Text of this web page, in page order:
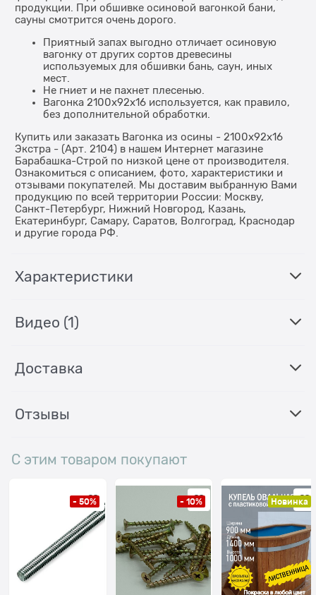
продукции. При обшивке осиновой вагонкой бани,
сауны смотрится очень дорого.
Приятный запах выгодно отличает осиновую
вагонку от других сортов древесины
используемых для обшивки бань, саун, иных
мест.
Не гниет и не пахнет плесенью.
Вагонка 2100x92x16 используется, как правило,
без дополнительной обработки.
Купить или заказать Вагонка из осины - 2100x92x16
Экстра - (Арт. 2104) в нашем Интернет магазине
Барабашка-Строй по низкой цене от производителя.
Ознакомиться с описанием, фото, характеристики и
отзывами покупателей. Мы доставим выбранную Вами
продукцию по всей территории России: Москву,
Санкт-Петербург, Нижний Новгород, Казань,
Екатеринбург, Самару, Саратов, Волгоград, Краснодар
и другие города РФ.
Характеристики
Видео (1)
Доставка
Отзывы
С этим товаром покупают
- 50% - 10% Новинка